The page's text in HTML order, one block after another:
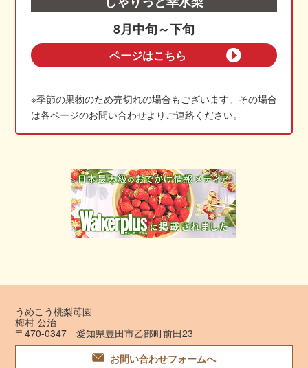
8月中旬～下旬
ページはこちら
※季節の果物のため売切れの場合もございます。その場合
は各ページのお問い合わせよりご連絡ください。
うめこう桃梨苺園
梅村 公治
〒470-0347 愛知県豊田市乙部町前田23
お問い合わせフォームへ